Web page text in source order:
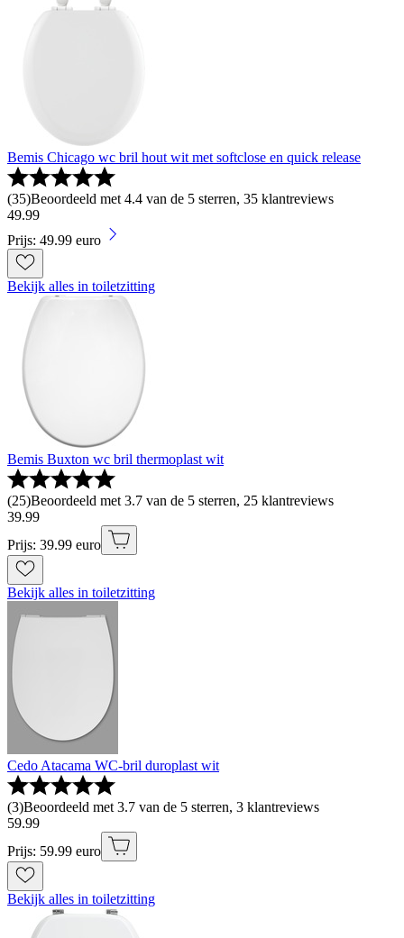
Bemis Chicago wc bril hout wit met softclose en quick release
(35)Beoordeeld met 4.4 van de 5 sterren, 35 klantreviews
49.99
Prijs: 49.99 euro
Bekijk alles in toiletzitting
Bemis Buxton wc bril thermoplast wit
(25)Beoordeeld met 3.7 van de 5 sterren, 25 klantreviews
39.99
Prijs: 39.99 euro
Bekijk alles in toiletzitting
Cedo Atacama WC-bril duroplast wit
(3)Beoordeeld met 3.7 van de 5 sterren, 3 klantreviews
59.99
Prijs: 59.99 euro
Bekijk alles in toiletzitting